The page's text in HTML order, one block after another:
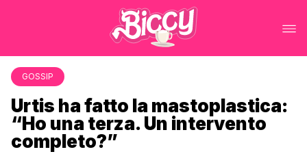
GOSSIP
Urtis ha fatto la mastoplastica:
“Ho una terza. Un intervento
completo?”